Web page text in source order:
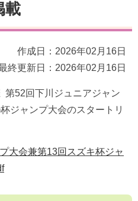
載
作成日：2026年02月16日
終更新日：2026年02月16日
52回下川ジュニアジャン
ジャンプ大会のスタートリ
大会兼第13回スズキ杯ジャ